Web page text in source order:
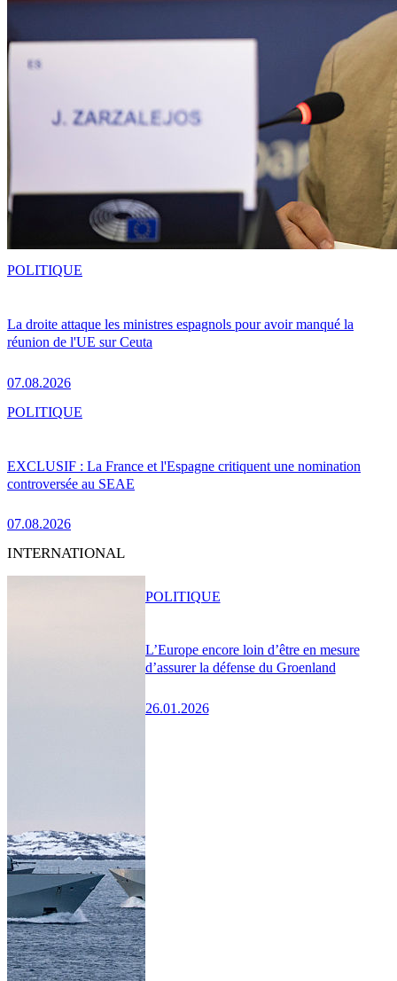
La droite attaque les ministres espagnols pour avoir manqué la
réunion de l'UE sur Ceuta
07.08.2026
POLITIQUE
EXCLUSIF : La France et l'Espagne critiquent une nomination
controversée au SEAE
07.08.2026
POLITIQUE
INTERNATIONAL
L’Europe encore loin d’être en mesure
d’assurer la défense du Groenland
26.01.2026
POLITIQUE